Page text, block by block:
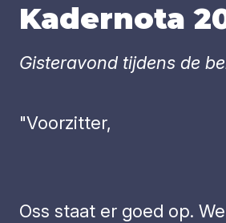
Kader­no­ta
Gisteravond tijdens de
"Voorzitter,
Oss staat er goed op.